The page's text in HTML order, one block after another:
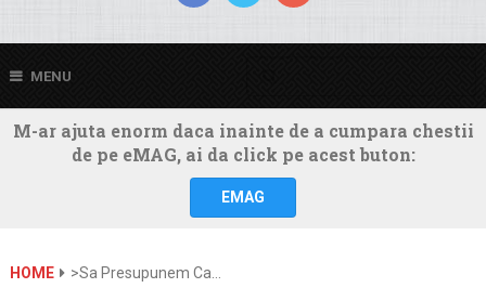
MENU
M-ar ajuta enorm daca inainte de a cumpara chestii
de pe eMAG, ai da click pe acest buton:
EMAG
HOME >Sa Presupunem Ca…